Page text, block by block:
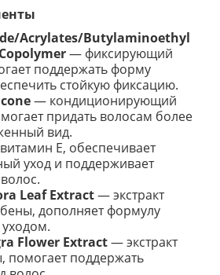
Acrylates/Butylaminoethyl
— фиксирующий
поддержать форму
стойкую фиксацию.
— кондиционирующий
придать волосам более
вид.
E, обеспечивает
уход и поддерживает
Leaf Extract— экстракт
дополняет формулу
Flower Extract— экстракт
помогает поддержать